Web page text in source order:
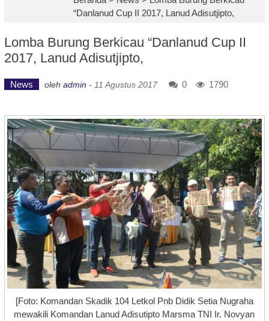
“Danlanud Cup II 2017, Lanud Adisutjipto,
Lomba Burung Berkicau “Danlanud Cup II
2017, Lanud Adisutjipto,
News oleh admin - 11 Agustus 2017 0 1790
[Foto: Komandan Skadik 104 Letkol Pnb Didik Setia Nugraha
mewakili Komandan Lanud Adisutipto Marsma TNI Ir. Novyan